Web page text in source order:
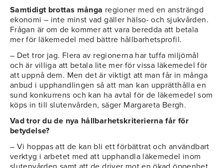
Samtidigt brottas många regioner med en ansträngd
ekonomi – inte minst vad gäller hälso- och sjukvården.
Frågan är om de kommer att vara beredda att betala
mer för läkemedel med bättre hållbarhetsprofil.
– Det tror jag. Flera av regionerna har tuffa miljömål
och är villiga att betala lite mer för vissa läkemedel för
att uppnå dem. Men det är viktigt att man får in många
anbud i upphandlingen så att man kan upprätthålla en
sund konkurrens och kan ha avtal för de läkemedel som
köps in till slutenvården, säger Margareta Bergh.
Vad tror du de nya hållbarhetskriterierna får för
betydelse?
– Vi hoppas att de kan bli ett förbättrat och användbart
verktyg i arbetet med att upphandla läkemedel inom